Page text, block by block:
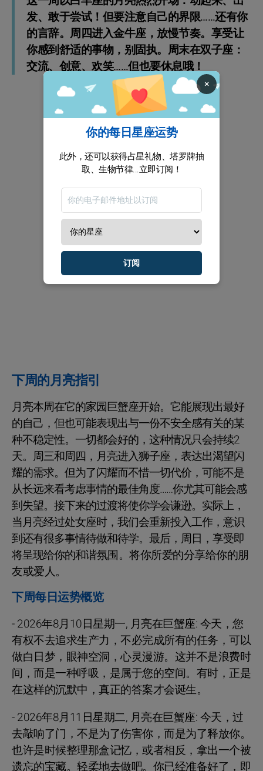
发、敢于尝试！但要注意自己的界限……还有你
的言辞。周四进入金牛座，放慢节奏。享受让
你感到舒适的事物，别固执。周末在双子座：
交流、创意、欢笑……但也要休息哦！
下周的月亮指引
月亮本周在它的家园巨蟹座开始。它能展现出最好
的自己，但也可能表现出与一份不安全感有关的某
种不稳定性。一切都会好的，这种情况只会持续2
天。周三和周四，月亮进入狮子座，表达出渴望闪
耀的需求。但为了闪耀而不惜一切代价，可能不是
从长远来看考虑事情的最佳角度……你尤其可能会感
到失望。接下来的过渡将使你学会谦逊。实际上，
当月亮经过处女座时，我们会重新投入工作，意识
到还有很多事情待做和待学。最后，周日，享受即
将呈现给你的和谐氛围。将你所爱的分享给你的朋
友或爱人。
下周每日运势概览
- 2026年8月10日星期一, 月亮在巨蟹座: 今天，您
有权不去追求生产力，不必完成所有的任务，可以
做白日梦，眼神空洞，心灵漫游。这并不是浪费时
间，而是一种呼吸，是属于您的空间。有时，正是
在这样的沉默中，真正的答案才会诞生。
- 2026年8月11日星期二, 月亮在巨蟹座: 今天，过
去敲响了门，不是为了伤害你，而是为了释放你。
也许是时候整理那盒记忆，或者相反，拿出一个被
遗忘的宝藏。轻柔地去做吧。你已经准备好了，即
×
你的每日星座运势
此外，还可以获得占星礼物、塔罗牌抽
取、生物节律...立即订阅！
订阅